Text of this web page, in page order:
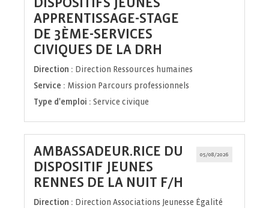
APPRENTISSAGE-STAGE
DE 3ÈME-SERVICES
CIVIQUES DE LA DRH
fenêtre)
Direction : Direction Ressources humaines
Service : Mission Parcours professionnels
Type d'emploi : Service civique
05/08/2026
AMBASSADEUR.RICE DU
DISPOSITIF JEUNES
RENNES DE LA NUIT F/H
fenêtre)
Direction : Direction Associations Jeunesse Égalité